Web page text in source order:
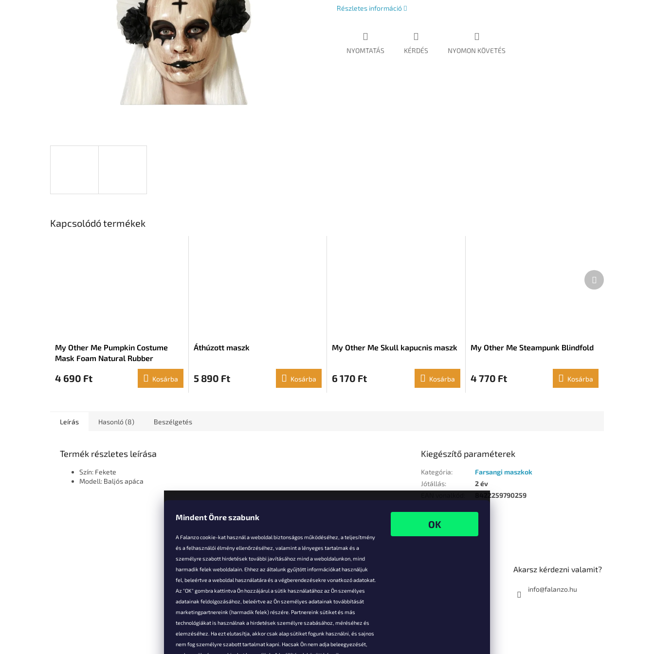
Mindent Önre szabunk
A Falanzo cookie-kat használ a weboldal biztonságos működéséhez, a teljesítmény
és a felhasználói élmény ellenőrzéséhez, valamint a lényeges tartalmak és a
személyre szabott hirdetések további javításához mind a weboldalunkon, mind
harmadik felek weboldalain. Ehhez az általunk gyűjtött információkat használjuk
fel, beleértve a weboldal használatára és a végberendezésekre vonatkozó adatokat.
Az "OK" gombra kattintva Ön hozzájárul a sütik használatához az Ön személyes
adatainak feldolgozásához, beleértve az Ön személyes adatainak továbbítását
marketingpartnereink (harmadik felek) részére. Partnereink sütiket és más
technológiákat is használnak a hirdetések személyre szabásához, méréséhez és
elemzéséhez. Ha ezt elutasítja, akkor csak alap sütiket fogunk használni, és sajnos
nem fog személyre szabott tartalmat kapni. Hacsak Ön nem adja beleegyezését,
Részletes információ
NYOMTATÁS KÉRDÉS NYOMON KÖVETÉS
Kapcsolódó termékek
My Other Me Pumpkin Costume
Mask Foam Natural Rubber
4 690 Ft Kosárba
Áthúzott maszk
5 890 Ft Kosárba
My Other Me Skull kapucnis maszk
6 170 Ft Kosárba
My Other Me Steampunk Blindfold
4 770 Ft Kosárba
Következő
termék
Leírás Hasonló (8) Beszélgetés
Termék részletes leírása
Szín: Fekete
Modell: Baljós apáca
Kiegészítő paraméterek
Kategória:
Farsangi maszkok
Jótállás:
2 év
8422259790259
Vevőknek
Hűségkedvezmények
Szállítás és fizetés
Panaszok és áruk
visszaküldése
Általános Szerződési
Feltételek
Akarsz kérdezni valamit?
info@falanzo.hu